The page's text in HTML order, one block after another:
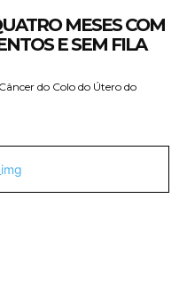
MESES COM
E SEM FILA
do Colo do Útero do